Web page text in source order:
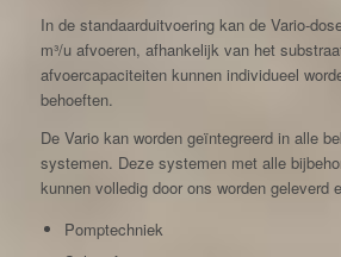
In de standaarduitvoering kan de Vario-
m³/u afvoeren, afhankelijk van het
afvoercapaciteiten kunnen individueel
behoeften.
De Vario kan worden geïntegreerd in alle
systemen. Deze systemen met alle
kunnen volledig door ons worden geleverd
Pomptechniek